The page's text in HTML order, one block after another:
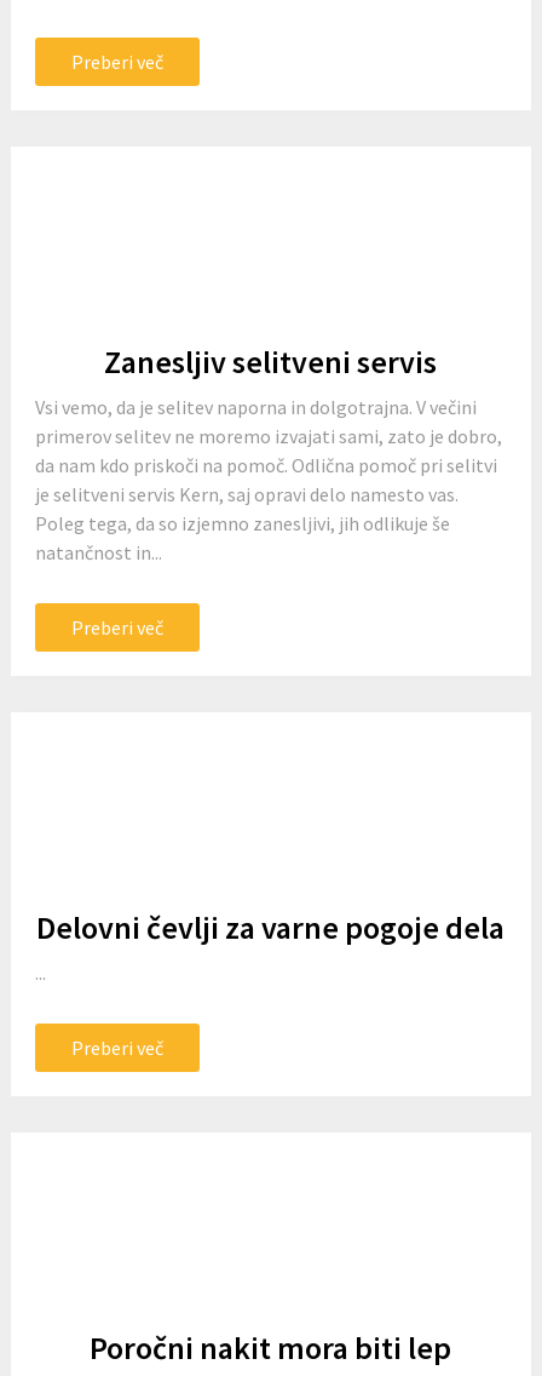
Preberi več
Zanesljiv selitveni servis
Vsi vemo, da je selitev naporna in dolgotrajna. V večini
primerov selitev ne moremo izvajati sami, zato je dobro,
da nam kdo priskoči na pomoč. Odlična pomoč pri selitvi
je selitveni servis Kern, saj opravi delo namesto vas.
Poleg tega, da so izjemno zanesljivi, jih odlikuje še
natančnost in...
Preberi več
Delovni čevlji za varne pogoje dela
...
Preberi več
Poročni nakit mora biti lep